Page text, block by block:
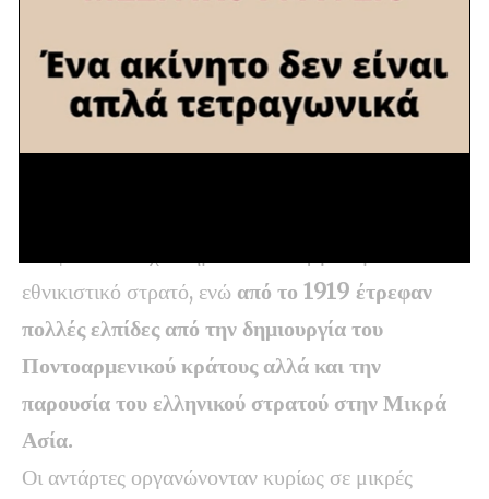
αντιμετωπίσει τον κίνδυνο αυτό. Πώς; Mε την
Γενοκτονία των Αρμενίων.
εθνικιστικό στρατό, ενώ από το 1919 έτρεφαν
πολλές ελπίδες από την δημιουργία του
Ποντοαρμενικού κράτους αλλά και την
παρουσία του ελληνικού στρατού στην Μικρά
Ασία.
Οι αντάρτες οργανώνονταν κυρίως σε μικρές